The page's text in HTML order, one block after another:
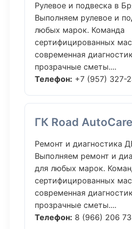
Рулевое и подвеска в
Выполняем рулевое и
любых марок. Команда
сертифицированных
современная
прозрачные сметы....
Телефон: +7 (957) 327-
ГК Road AutoCare
Ремонт и диагностика
Выполняем ремонт и
для любых марок.
сертифицированных
современная
прозрачные сметы....
Телефон: 8 (966) 206 73